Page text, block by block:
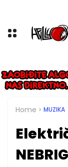
Home MUZIKA